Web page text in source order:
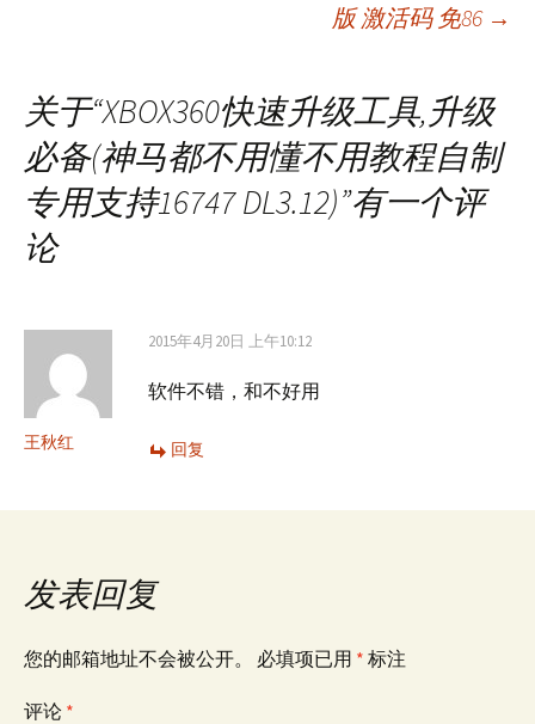
导
航
版 激活码 免86 →
关于“XBOX360快速升级工具,升级
必备(神马都不用懂不用教程自制
专用支持16747 DL3.12)”有一个评
论
王秋红
2015年4月20日 上午10:12
软件不错，和不好用
回复
发表回复
您的邮箱地址不会被公开。 必填项已用 * 标注
评论 *